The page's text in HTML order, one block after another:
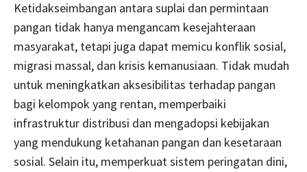
Ketidakseimbangan antara suplai dan permintaan
pangan tidak hanya mengancam kesejahteraan
masyarakat, tetapi juga dapat memicu konflik sosial,
migrasi massal, dan krisis kemanusiaan. Tidak mudah
untuk meningkatkan aksesibilitas terhadap pangan
bagi kelompok yang rentan, memperbaiki
infrastruktur distribusi dan mengadopsi kebijakan
yang mendukung ketahanan pangan dan kesetaraan
sosial. Selain itu, memperkuat sistem peringatan dini,